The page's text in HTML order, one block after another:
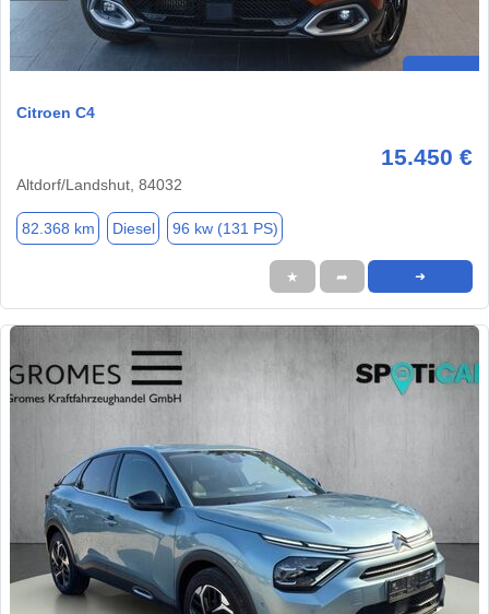
Citroen C4
15.450 €
Altdorf/Landshut, 84032
82.368 km Diesel 96 kw (131 PS)
★ ➦ ➜